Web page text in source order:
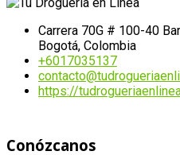
Carrera 70G # 100-40
Bogotá, Colombia
+6017035137
https://
Conózcanos